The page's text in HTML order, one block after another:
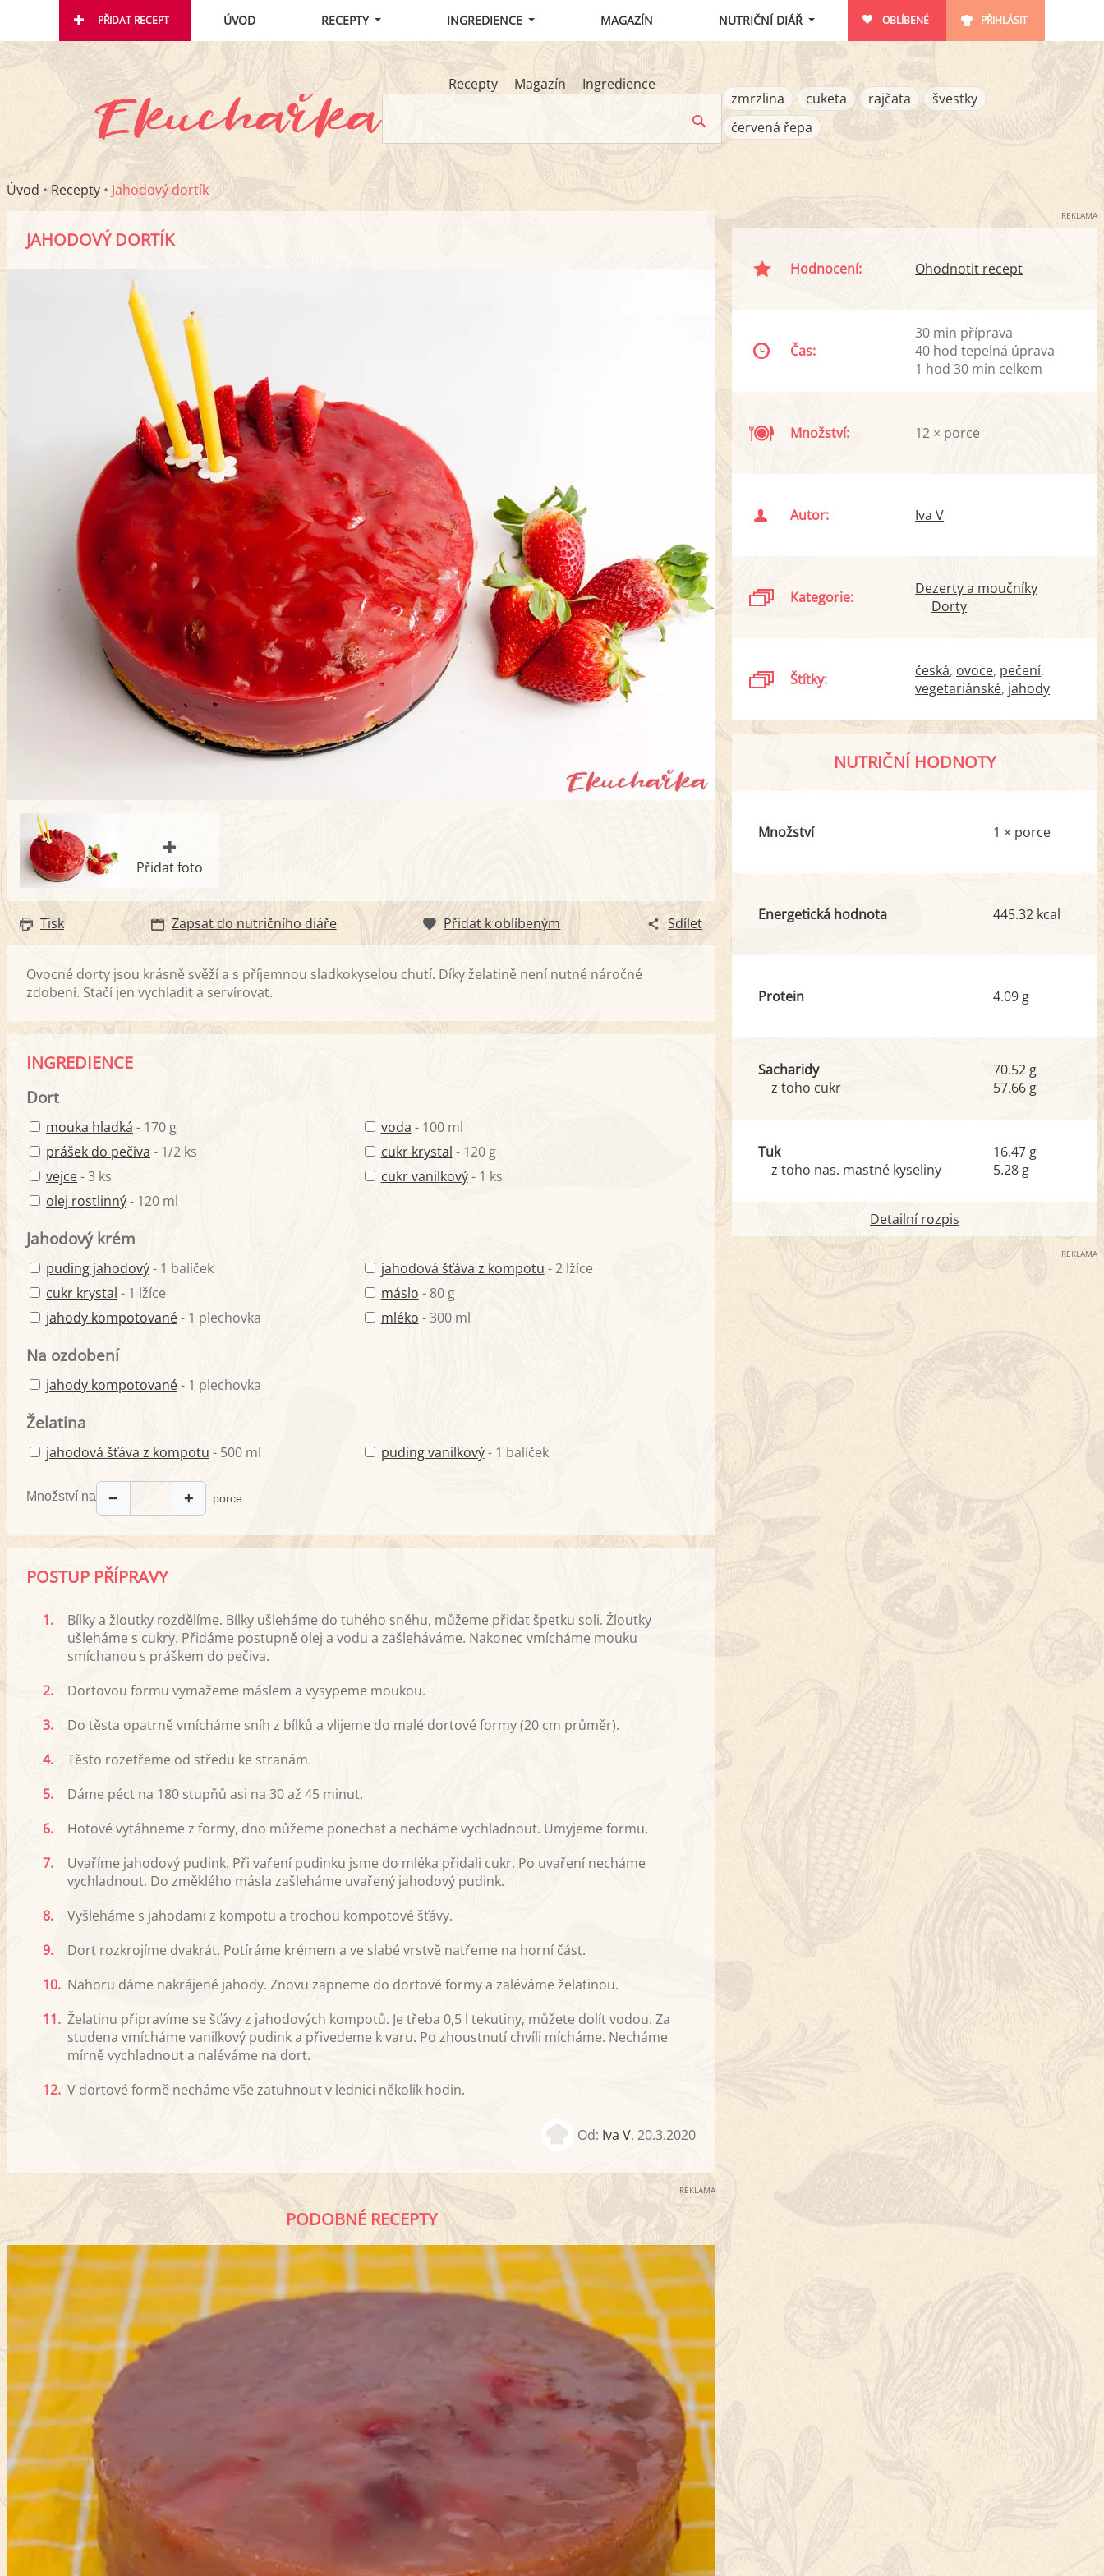
PŘIDAT RECEPT ÚVOD RECEPTY INGREDIENCE MAGAZÍN NUTRIČNÍ DIÁŘ OBLÍBENÉ PŘIHLÁSIT
Recepty Magazín
Ingredience
zmrzlina
cuketa rajčata
švestky
červená řepa
Úvod • Recepty • Jahodový dortík
JAHODOVÝ DORTÍK
Přidat foto
Tisk Zapsat do nutričního diáře Přidat k oblíbeným Sdílet
Ovocné dorty jsou krásně svěží a s příjemnou sladkokyselou chutí. Díky želatině není nutné náročné
zdobení. Stačí jen vychladit a servírovat.
INGREDIENCE
Dort
mouka hladká - 170 g
prášek do pečiva - 1/2 ks
vejce- 3 ks
olej rostlinný- 120 ml
voda - 100 ml
cukr krystal - 120 g
cukr vanilkový- 1 ks
Jahodový krém
puding jahodový- 1 balíček
cukr krystal - 1 lžíce
jahody kompotované- 1 plechovka
jahodová šťáva z kompotu - 2 lžíce
máslo - 80 g
mléko - 300 ml
Na ozdobení
jahody kompotované- 1 plechovka
Želatina
jahodová šťáva z kompotu - 500 ml puding vanilkový- 1 balíček
Množství na − + porce
POSTUP PŘÍPRAVY
1.
Bílky a žloutky rozdělíme. Bílky ušleháme do tuhého sněhu, můžeme přidat špetku soli. Žloutky
ušleháme s cukry. Přidáme postupně olej a vodu a zašleháváme. Nakonec vmícháme mouku
smíchanou s práškem do pečiva.
2.
Dortovou formu vymažeme máslem a vysypeme moukou.
3.
Do těsta opatrně vmícháme sníh z bílků a vlijeme do malé dortové formy (20 cm průměr).
4.
Těsto rozetřeme od středu ke stranám.
5.
Dáme péct na 180 stupňů asi na 30 až 45 minut.
6.
Hotové vytáhneme z formy, dno můžeme ponechat a necháme vychladnout. Umyjeme formu.
7.
Uvaříme jahodový pudink. Při vaření pudinku jsme do mléka přidali cukr. Po uvaření necháme
vychladnout. Do změklého másla zašleháme uvařený jahodový pudink.
8.
Vyšleháme s jahodami z kompotu a trochou kompotové šťávy.
9.
Dort rozkrojíme dvakrát. Potíráme krémem a ve slabé vrstvě natřeme na horní část.
10. Nahoru dáme nakrájené jahody. Znovu zapneme do dortové formy a zaléváme želatinou.
11. Želatinu připravíme se šťávy z jahodových kompotů. Je třeba 0,5 l tekutiny, můžete dolít vodou. Za
studena vmícháme vanilkový pudink a přivedeme k varu. Po zhoustnutí chvíli mícháme. Necháme
mírně vychladnout a naléváme na dort.
12. V dortové formě necháme vše zatuhnout v lednici několik hodin.
Od: Iva V,20.3.2020
REKLAMA
PODOBNÉ RECEPTY
REKLAMA
Hodnocení: Ohodnotit recept
Čas:
30 min příprava
40 hod tepelná úprava
1 hod 30 min celkem
Množství: 12 × porce
Autor: Iva V
Kategorie:
Dezerty a moučníky
Dorty
Štítky: česká ovoce pečení
vegetariánské jahody
NUTRIČNÍ HODNOTY
Množství 1 × porce
Energetická hodnota 445.32 kcal
Protein 4.09 g
Sacharidy
z toho cukr
70.52 g
57.66 g
Tuk
z toho nas. mastné kyseliny
16.47 g
5.28 g
Detailní rozpis
REKLAMA